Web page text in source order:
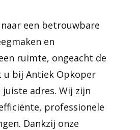
een betrouwbare
en
ruimte, ongeacht de
u bij Antiek Opkoper
adres. Wij zijn
professionele
Dankzij onze